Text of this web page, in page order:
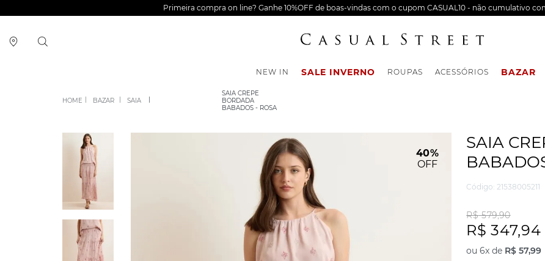
Primeira compra on line? Ganhe 10%OFF de boas-vindas com o cupom CASUAL10 - não cumulativo
NEW IN SALE INVERNO ROUPAS ACESSÓRIOS BAZAR
BAZAR SAIA
SAIA CREPE
BORDADA
BABADOS - ROSA
40%
OFF
SAIA
Código: 21538005211
R$ 579,90
R$ 347,94
ou6x de R$ 57,99